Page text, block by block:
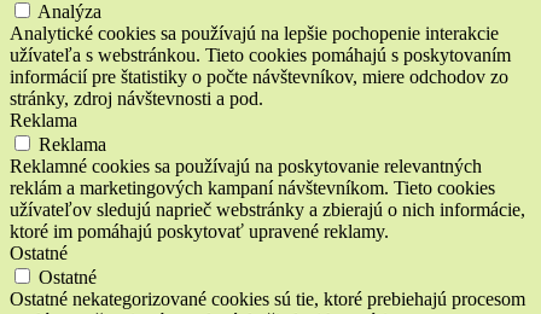
Analýza
Analytické cookies sa používajú na lepšie pochopenie interakcie
užívateľa s webstránkou. Tieto cookies pomáhajú s poskytovaním
informácií pre štatistiky o počte návštevníkov, miere odchodov zo
stránky, zdroj návštevnosti a pod.
Reklama
Reklama
Reklamné cookies sa používajú na poskytovanie relevantných
reklám a marketingových kampaní návštevníkom. Tieto cookies
užívateľov sledujú naprieč webstránky a zbierajú o nich informácie,
ktoré im pomáhajú poskytovať upravené reklamy.
Ostatné
Ostatné
Ostatné nekategorizované cookies sú tie, ktoré prebiehajú procesom